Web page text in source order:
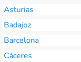
Asturias
Badajoz
Barcelona
Cáceres